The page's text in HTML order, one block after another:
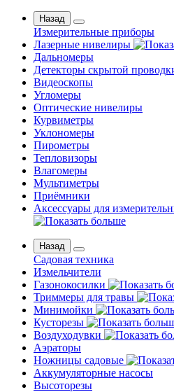
Назад
Измерительные приборы
Лазерные нивелиры
Дальномеры
Детекторы скрытой
Видеоскопы
Угломеры
Оптические нивелиры
Курвиметры
Уклономеры
Пирометры
Тепловизоры
Влагомеры
Мультиметры
Приёмники
Аксессуары для
Назад
Садовая техника
Измельчители
Газонокосилки
Триммеры для травы
Минимойки
Кусторезы
Воздуходувки
Аэраторы
Ножницы садовые
Аккумуляторные насосы
Высоторезы